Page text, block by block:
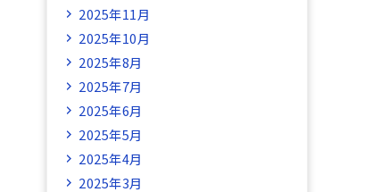
2025年11月
2025年10月
2025年8月
2025年7月
2025年6月
2025年5月
2025年4月
2025年3月